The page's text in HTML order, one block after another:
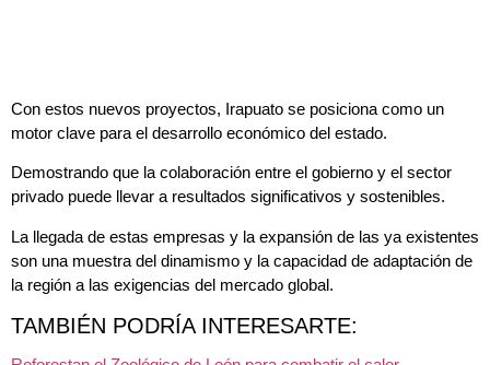
Con estos nuevos proyectos, Irapuato se posiciona como un
motor clave para el desarrollo económico del estado.
Demostrando que la colaboración entre el gobierno y el sector
privado puede llevar a resultados significativos y sostenibles.
La llegada de estas empresas y la expansión de las ya existentes
son una muestra del dinamismo y la capacidad de adaptación de
la región a las exigencias del mercado global.
TAMBIÉN PODRÍA INTERESARTE: